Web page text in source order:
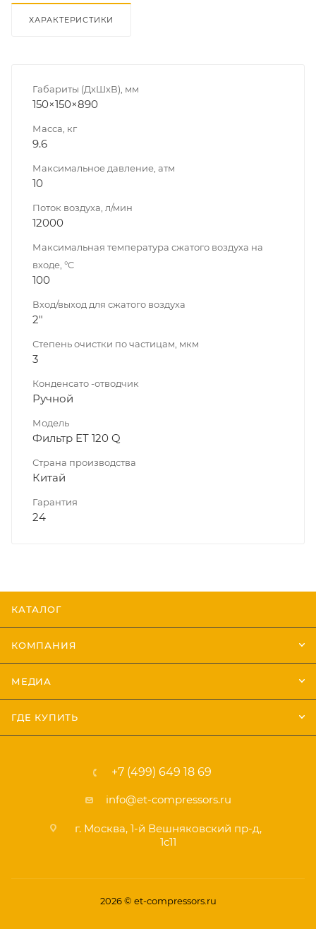
ХАРАКТЕРИСТИКИ
Габариты (ДхШхВ), мм
150×150×890
Масса, кг
9.6
Максимальное давление, атм
10
Поток воздуха, л/мин
12000
Максимальная температура сжатого воздуха на
входе, °C
100
Вход/выход для сжатого воздуха
2"
Степень очистки по частицам, мкм
3
Конденсато -отводчик
Ручной
Модель
Фильтр ET 120 Q
Страна производства
Китай
Гарантия
24
КАТАЛОГ
КОМПАНИЯ
МЕДИА
ГДЕ КУПИТЬ
+7 (499) 649 18 69
info@et-compressors.ru
г. Москва, 1-й Вешняковский пр-д,
1с11
2026 © et-compressors.ru